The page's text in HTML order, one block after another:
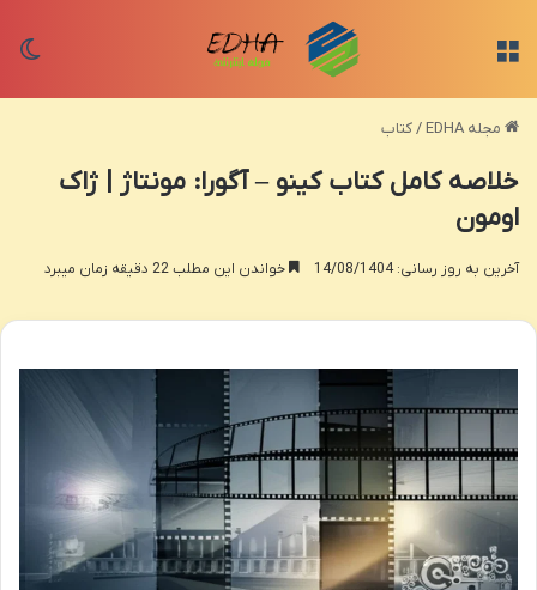
مجله EDHA /کتاب
خلاصه کامل کتاب کینو – آگورا: مونتاژ | ژاک
اومون
آخرین به روز رسانی: 14/08/1404 خواندن این مطلب 22 دقیقه زمان میبرد